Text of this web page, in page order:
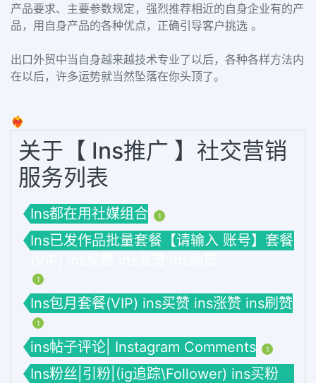
产品要求、主要参数规定，强烈推荐相近的自身企业有的产
品，用自身产品的各种优点，正确引导客户挑选 。
出口外贸中当自身越来越技术专业了以后，各种各样方法内
在以后，许多运势就当然坠落在你头顶了。
❤️‍🔥
关于【 Ins推广 】社交营销
服务列表
Ins都在用社媒组合 1
Ins已发作品批量套餐【请输入 账号】套餐
1
Ins包月套餐(VIP) ins买赞 ins涨赞 ins刷赞
1
ins帖子评论| Instagram Comments 1
Ins粉丝|引粉|(ig追踪\Follower) ins买粉